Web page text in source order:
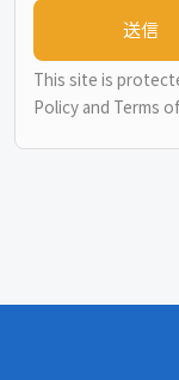
This site is
Policy and Terms